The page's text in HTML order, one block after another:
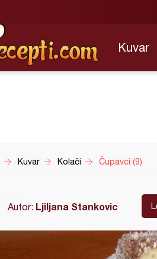
Kuvar
Kuvar Kolači Čupavci (9)
Autor: Ljiljana Stankovic